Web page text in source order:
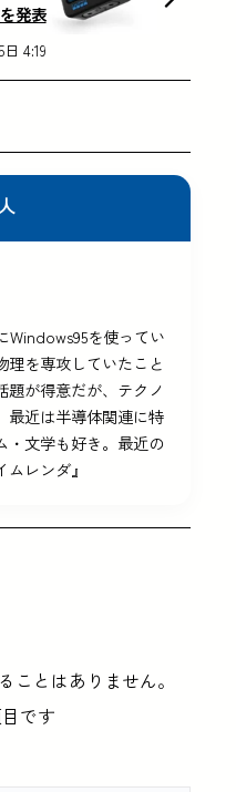
発表
日 4:19
Windows95を使ってい
理を専攻していたこと
題が得意だが、テクノ
最近は半導体関連に特
・文学も好き。最近の
レンダ』
ことはありません。
です